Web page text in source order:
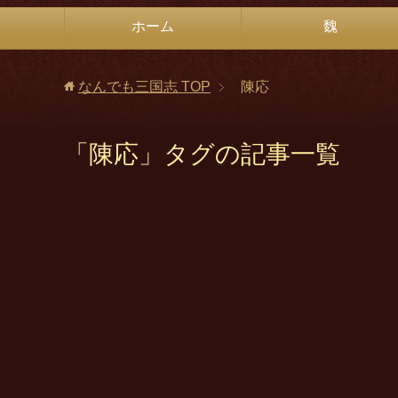
ホーム 魏
なんでも三国志 TOP 陳応
「陳応」タグの記事一覧